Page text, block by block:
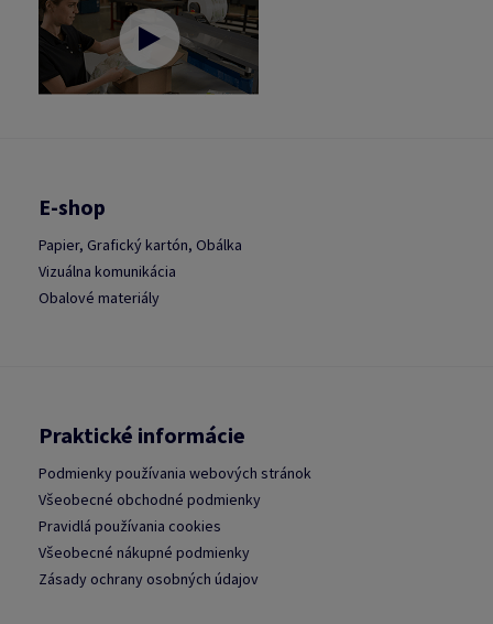
E-shop
Papier, Grafický kartón, Obálka
Vizuálna komunikácia
Obalové materiály
Praktické informácie
Podmienky používania webových stránok
Všeobecné obchodné podmienky
Pravidlá používania cookies
Všeobecné nákupné podmienky
Zásady ochrany osobných údajov